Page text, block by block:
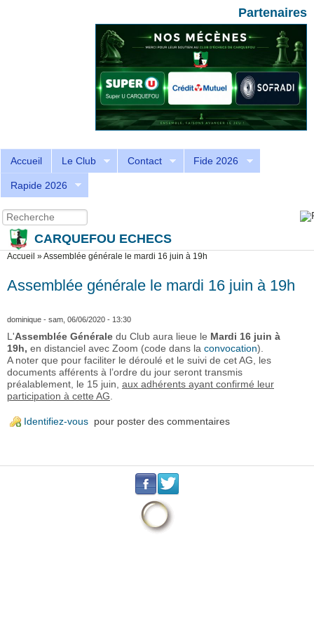
Partenaires
Accueil Le Club Contact Fide 2026
Rapide 2026
Formulaire de recherche
Recherche
CARQUEFOU ECHECS
Vous êtes ici
Accueil »Assemblée générale le mardi 16 juin à 19h
Assemblée générale le mardi 16 juin à 19h
dominique - sam, 06/06/2020 - 13:30
L'Assemblée Générale du Club aura lieue le Mardi 16 juin à
19h, en distanciel avec Zoom (code dans la convocation).
A noter que pour faciliter le déroulé et le suivi de cet AG, les
documents afférents à l’ordre du jour seront transmis
préalablement, le 15 juin, aux adhérents ayant confirmé leur
participation à cette AG
Identifiez-vous pour poster des commentaires
. .